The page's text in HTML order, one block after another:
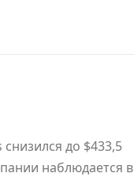
до $433,5
наблюдается в